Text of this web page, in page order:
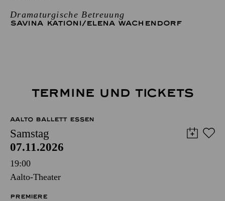
Dramaturgische Betreuung
SAVINA KATIONI/ELENA WACHENDORF
TERMINE UND TICKETS
AALTO BALLETT ESSEN
Samstag
07.11.2026
19:00
Aalto-Theater
PREMIERE